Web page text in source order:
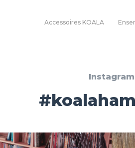
Accessoires KOALA
Instagram